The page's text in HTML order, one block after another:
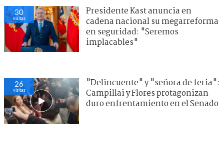
30
visitas
Presidente Kast anuncia en
cadena nacional su megarreforma
en seguridad: "Seremos
implacables"
26
visitas
"Delincuente" y "señora de feria":
Campillai y Flores protagonizan
duro enfrentamiento en el Senado